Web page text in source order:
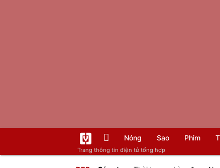
Trang thông tin điện tử tổng hợp
Nóng Sao Phim